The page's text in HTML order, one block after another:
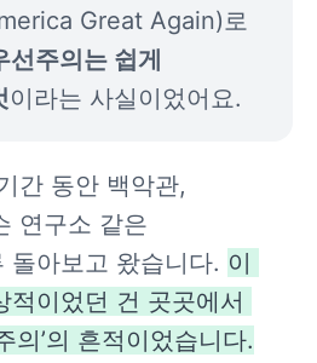
Great Again)로
선주의는 쉽게
이라는 사실이었어요.
간 동안 백악관,
연구소 같은
돌아보고 왔습니다. 이
적이었던 건 곳곳에서
의’의 흔적이었습니다.